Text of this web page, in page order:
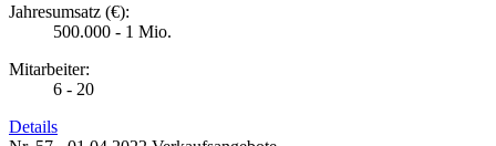
Jahresumsatz (€):
500.000 - 1 Mio.
Mitarbeiter:
6 - 20
Details